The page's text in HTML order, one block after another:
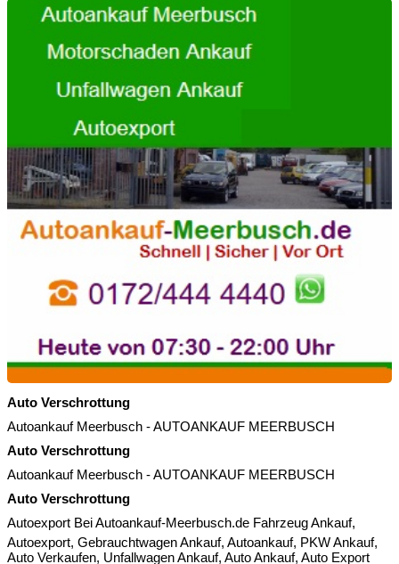
Auto Verschrottung
Autoankauf Meerbusch -AUTOANKAUF MEERBUSCH
Auto Verschrottung
Autoankauf Meerbusch -AUTOANKAUF MEERBUSCH
Auto Verschrottung
Autoexport Bei Autoankauf-Meerbusch.de Fahrzeug Ankauf,
Autoexport, Gebrauchtwagen Ankauf, Autoankauf, PKW Ankauf,
Auto Verkaufen, Unfallwagen Ankauf, Auto Ankauf, Auto Export